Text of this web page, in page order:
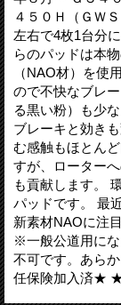
４５０Ｈ（ＧＷ
左右で4枚1台分
らのパッドは本
（NAO材）を使
ので不快なブレ
る黒い粉）も少
ブレーキと効き
む感触もほとん
すが、ローター
も貢献します。
パッドです。 最
新素材NAOに注
※一般公道用に
不可です。あら
任保険加入済★